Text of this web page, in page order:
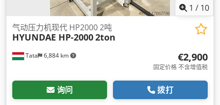
1 / 10
Tata 6,884 km
气动压力机现代 HP2000 2吨
HYUNDAE HP-20002ton
€2,900
固定价格 不含增值税
询问 拨打